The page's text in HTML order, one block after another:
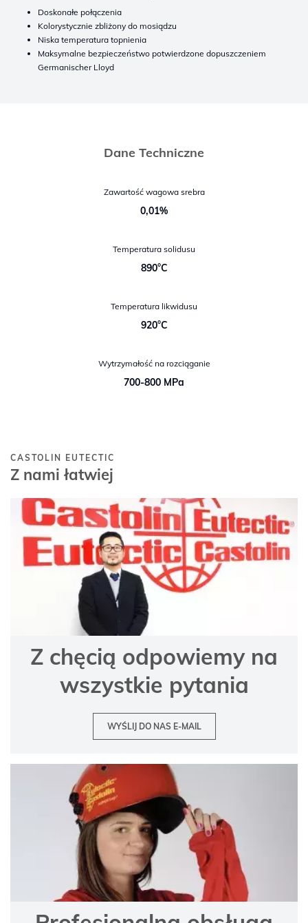
Doskonałe połączenia
Kolorystycznie zbliżony do mosiądzu
Niska temperatura topnienia
Maksymalne bezpieczeństwo potwierdzone dopuszczeniem
Germanischer Lloyd
Dane Techniczne
Zawartość wagowa srebra
0,01%
Temperatura solidusu
890°C
Temperatura likwidusu
920°C
Wytrzymałość na rozciąganie
700-800 MPa
CASTOLIN EUTECTIC
Z nami łatwiej
Z chęcią odpowiemy na
wszystkie pytania
WYŚLIJ DO NAS E-MAIL